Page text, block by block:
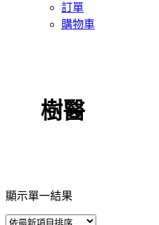
訂單
購物車
樹醫
顯示單一結果